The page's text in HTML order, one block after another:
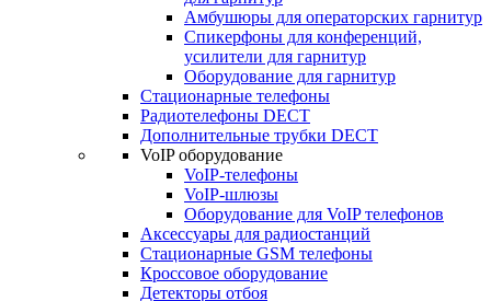
Амбушюры для операторских гарнитур
Cпикерфоны для конференций,
усилители для гарнитур
Оборудование для гарнитур
Стационарные телефоны
Радиотелефоны DECT
Дополнительные трубки DECT
VoIP оборудование
VoIP-телефоны
VoIP-шлюзы
Оборудование для VoIP телефонов
Аксессуары для радиостанций
Стационарные GSM телефоны
Кроссовое оборудование
Детекторы отбоя